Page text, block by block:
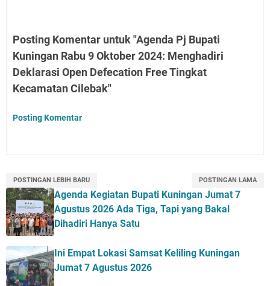
Posting Komentar untuk "Agenda Pj Bupati
Kuningan Rabu 9 Oktober 2024: Menghadiri
Deklarasi Open Defecation Free Tingkat
Kecamatan Cilebak"
Posting Komentar
POSTINGAN LEBIH BARU POSTINGAN LAMA
Agenda Kegiatan Bupati Kuningan Jumat 7
Agustus 2026 Ada Tiga, Tapi yang Bakal
Dihadiri Hanya Satu
Ini Empat Lokasi Samsat Keliling Kuningan
Jumat 7 Agustus 2026